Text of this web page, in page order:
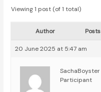
Viewing 1 post (of 1 total)
Author Posts
20 June 2025 at 5:47 am
SachaBoyster
Participant